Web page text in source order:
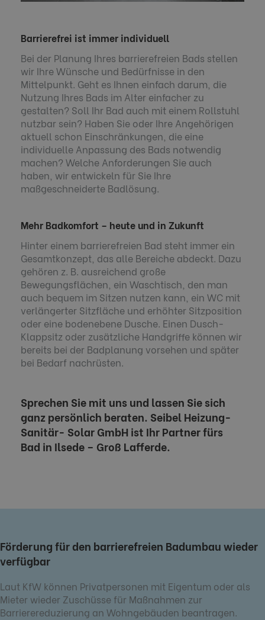
Barrierefrei ist immer individuell
Bei der Planung Ihres barrierefreien Bads stellen
wir Ihre Wünsche und Bedürfnisse in den
Mittelpunkt. Geht es Ihnen einfach darum, die
Nutzung Ihres Bads im Alter einfacher zu
gestalten? Soll Ihr Bad auch mit einem Rollstuhl
nutzbar sein? Haben Sie oder Ihre Angehörigen
aktuell schon Einschränkungen, die eine
individuelle Anpassung des Bads notwendig
machen? Welche Anforderungen Sie auch
haben, wir entwickeln für Sie Ihre
maßgeschneiderte Badlösung.
Mehr Badkomfort – heute und in Zukunft
Hinter einem barrierefreien Bad steht immer ein
Gesamtkonzept, das alle Bereiche abdeckt. Dazu
gehören z. B. ausreichend große
Bewegungsflächen, ein Waschtisch, den man
auch bequem im Sitzen nutzen kann, ein WC mit
verlängerter Sitzfläche und erhöhter Sitzposition
oder eine bodenebene Dusche. Einen Dusch-
Klappsitz oder zusätzliche Handgriffe können wir
bereits bei der Badplanung vorsehen und später
bei Bedarf nachrüsten.
Sprechen Sie mit uns und lassen Sie sich
ganz persönlich beraten. Seibel Heizung-
Sanitär- Solar GmbH ist Ihr Partner fürs
Bad in Ilsede – Groß Lafferde.
Förderung für den barrierefreien Badumbau wieder
verfügbar
Laut KfW können Privatpersonen mit Eigentum oder als
Mieter wieder Zuschüsse für Maßnahmen zur
Barrierereduzierung an Wohngebäuden beantragen.